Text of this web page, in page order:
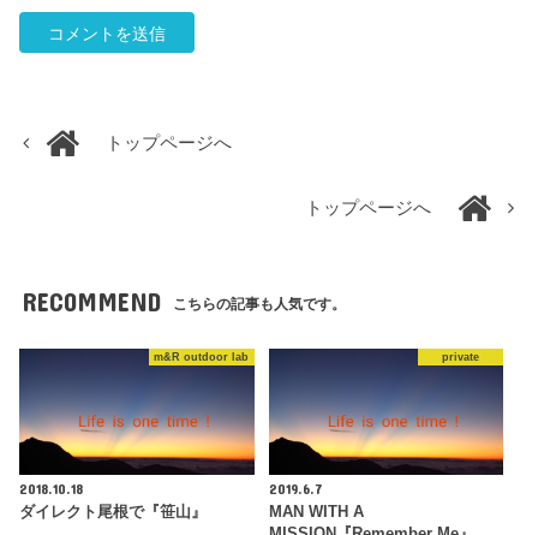
トップページへ
トップページへ
RECOMMEND こちらの記事も人気です。
m&R outdoor lab
2018.10.18
ダイレクト尾根で『笹山』
private
2019.6.7
MAN WITH A